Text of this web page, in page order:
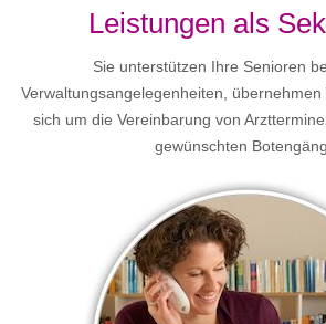
Leistungen als
Sie unterstützen Ihre Senioren
Verwaltungsangelegenheiten,
sich um die Vereinbarung von
gewünschten